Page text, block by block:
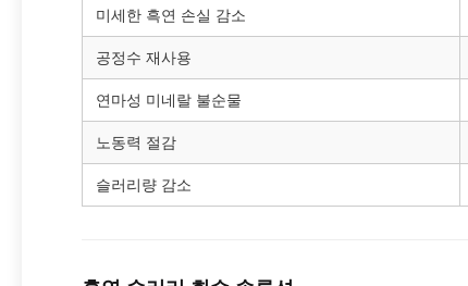
미세한 흑연 손실 감소
공정수 재사용
연마성 미네랄 불순물
노동력 절감
슬러리량 감소